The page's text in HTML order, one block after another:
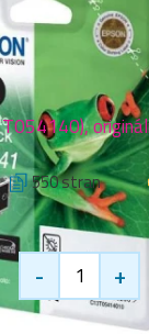
550 stran
- +